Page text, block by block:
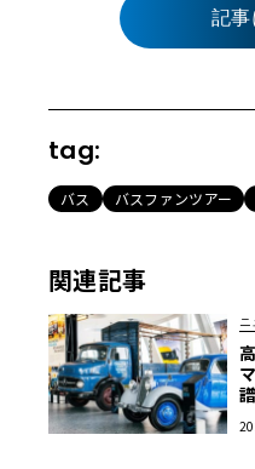
記
tag:
バス バスファンツアー
関連記事
ニ